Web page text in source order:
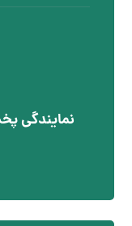
نمایندگی